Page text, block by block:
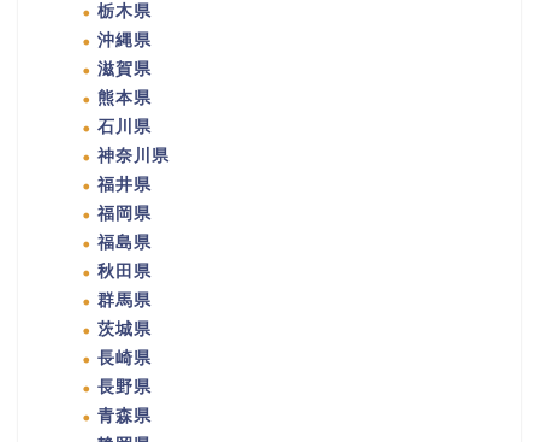
栃木県
沖縄県
滋賀県
熊本県
石川県
神奈川県
福井県
福岡県
福島県
秋田県
群馬県
茨城県
長崎県
長野県
青森県